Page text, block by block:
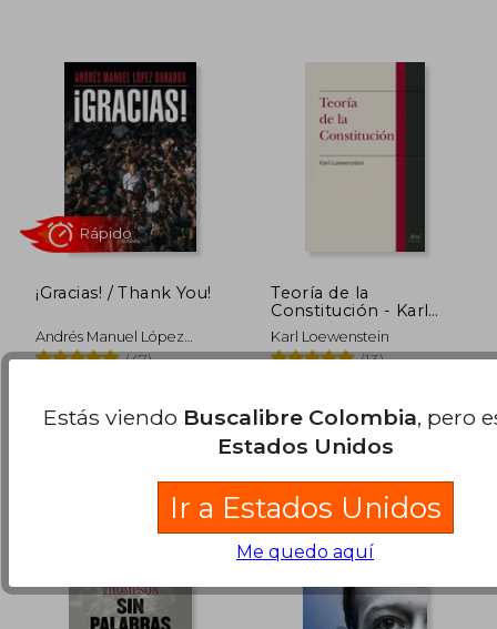
45% $ 162.803
$ 89.542
45%
dcto.
$
¡Gracias! / Thank You!
Andrés Manuel López
Obrador
(47)
Teoría de la
Constitución - Karl
Loewenstein - Libro
Físico
Karl Loewenstein
(13)
Estás viendo Buscalibre Colombia, pero
Estados Unidos
Ir a Estados Unidos
Me quedo aquí